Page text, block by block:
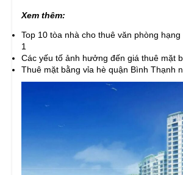
Xem thêm:
Top 10 tòa nhà cho thuê văn phòng
1
Các yếu tố ảnh hưởng đến giá thuê mặt
Thuê mặt bằng vỉa hè quận Bình Thạnh